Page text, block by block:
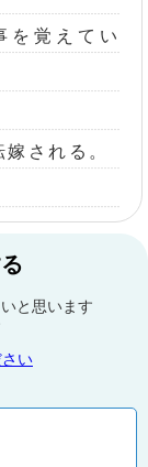
を覚えてい
される。
と思います
い